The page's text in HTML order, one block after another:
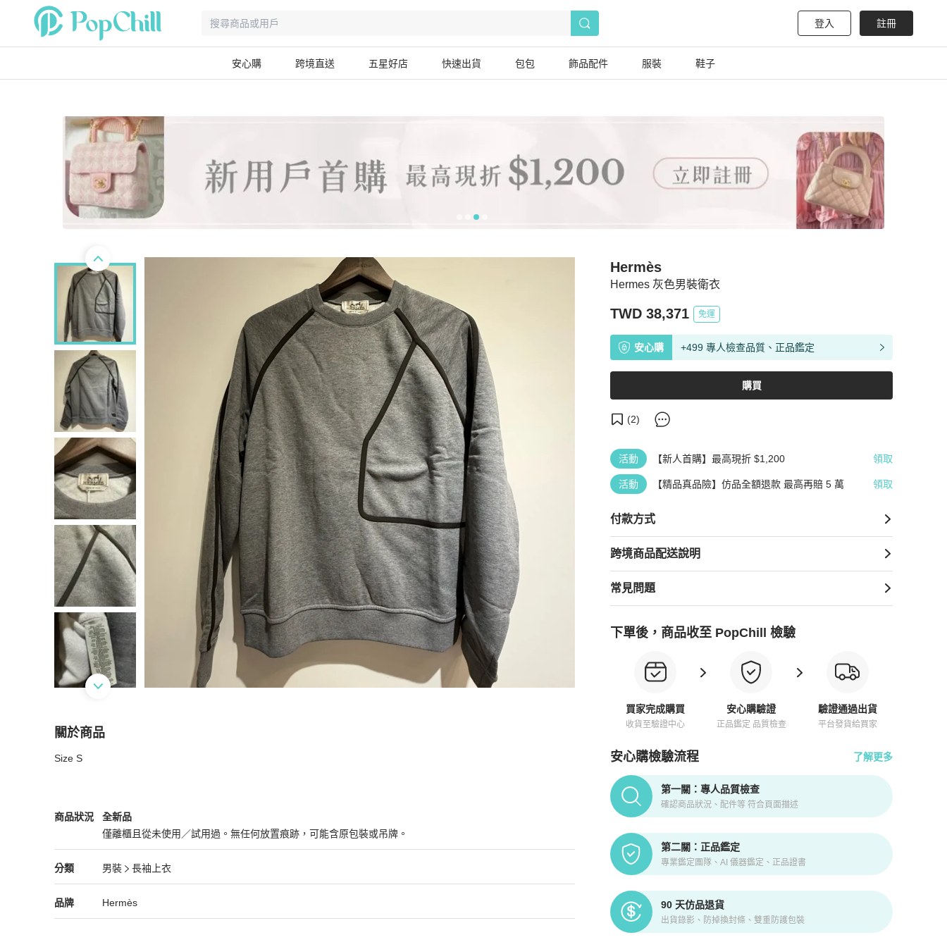
登入 註冊
安心購 跨境直送 五星好店 快速出貨 包包 飾品配件 服裝 鞋子
Hermes 灰色男裝衛衣
Hermès
TWD 38,371 免運
安心購 +499 專人檢查品質、正品鑑定
購買
(2)
活動 【新人首購】最高現折 $1,200 領取
活動 【精品真品險】仿品全額退款 最高再賠 5 萬 領取
付款方式
跨境商品配送說明
常見問題
下單後，商品收至 PopChill 檢驗
買家完成購買
收貨至驗證中心
安心購驗證
正品鑑定 品質檢查
驗證通過出貨
平台發貨給買家
安心購檢驗流程 了解更多
PopChill拍拍圈正品驗證、安心購檢驗流程介紹
第一關：專人品質檢查
確認商品狀況、配件等 符合頁面描述
第二關：正品鑑定
專業鑑定團隊、AI 儀器鑑定、正品證書
90 天仿品退貨
出貨錄影、防掉換封條、雙重防護包裝
關於商品
關於 Hermes 灰色男裝衛衣
Size S
商品狀況
Hermès男裝商品狀態與細節
全新品
僅離櫃且從未使用／試用過。無任何放置痕跡，可能含原包裝或吊牌。
全新品
分類
Hermès 男裝分類資訊
男裝
長袖上衣
男裝/長袖上衣推薦
品牌
Hermès 精品男裝品牌介紹
Hermès
Hermès 推薦清單